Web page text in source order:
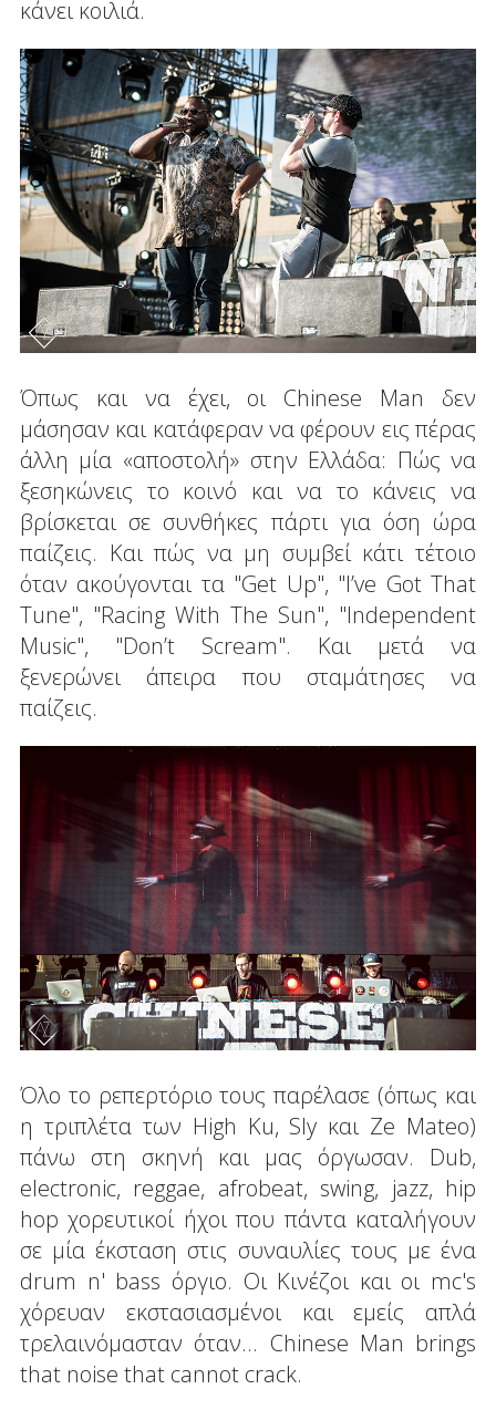
κάνει κοιλιά.
Όπως και να έχει, οι Chinese Man δεν
μάσησαν και κατάφεραν να φέρουν εις πέρας
άλλη μία «αποστολή» στην Ελλάδα: Πώς να
ξεσηκώνεις το κοινό και να το κάνεις να
βρίσκεται σε συνθήκες πάρτι για όση ώρα
παίζεις. Και πώς να μη συμβεί κάτι τέτοιο
όταν ακούγονται τα "Get Up", "I’ve Got That
Tune", "Racing With The Sun", "Independent
Music", "Don’t Scream". Και μετά να
ξενερώνει άπειρα που σταμάτησες να
παίζεις.
Όλο το ρεπερτόριο τους παρέλασε (όπως και
η τριπλέτα των High Ku, Sly και Ze Mateo)
πάνω στη σκηνή και μας όργωσαν. Dub,
electronic, reggae, afrobeat, swing, jazz, hip
hop χορευτικοί ήχοι που πάντα καταλήγουν
σε μία έκσταση στις συναυλίες τους με ένα
drum n' bass όργιο. Οι Κινέζοι και οι mc's
χόρευαν εκστασιασμένοι και εμείς απλά
τρελαινόμασταν όταν... Chinese Man brings
that noise that cannot crack.